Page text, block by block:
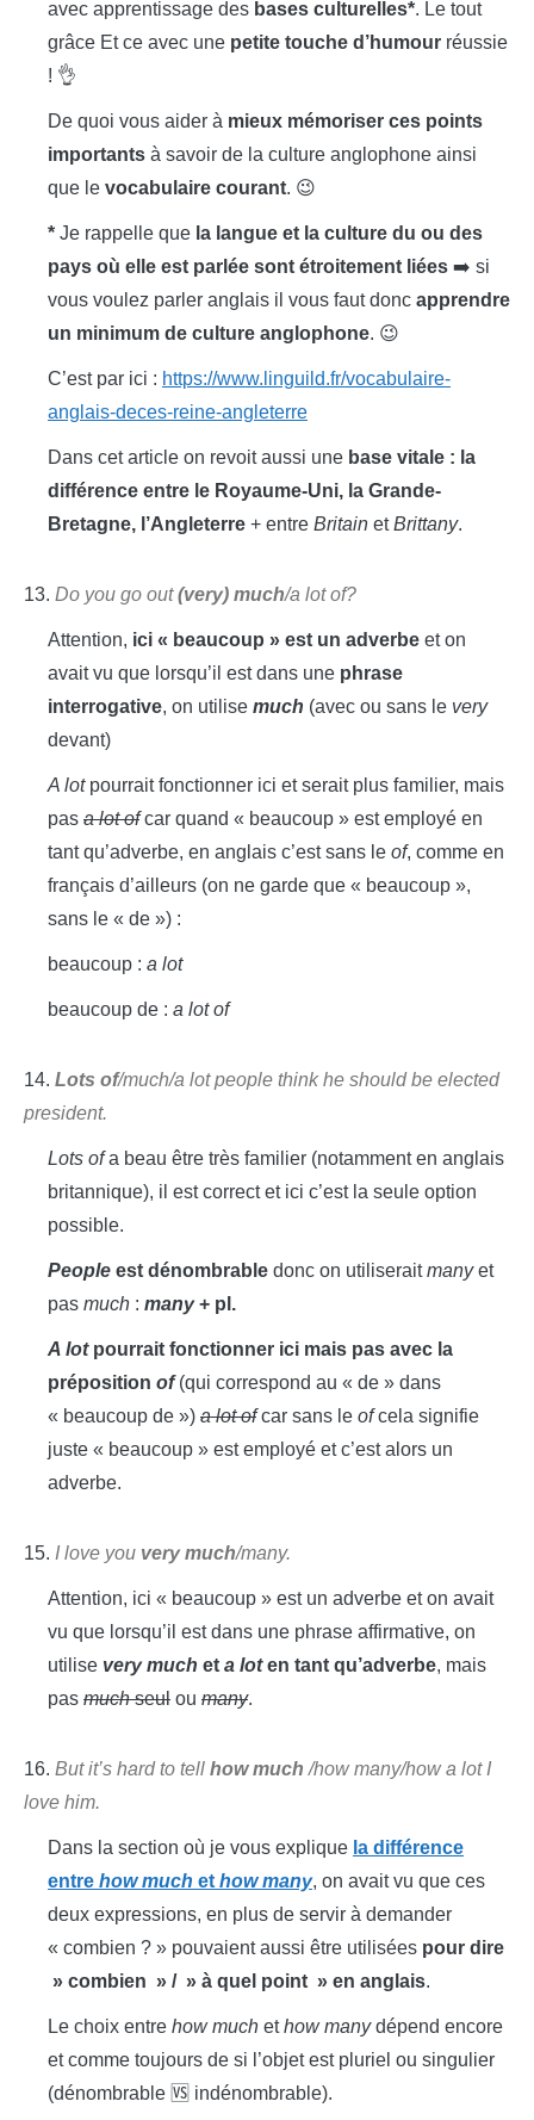
avec apprentissage des bases culturelles*. Le tout
grâce Et ce avec une petite touche d’humour réussie
! 👌
De quoi vous aider à mieux mémoriser ces points
importants à savoir de la culture anglophone ainsi
que le vocabulaire courant. 😉
* Je rappelle que la langue et la culture du ou des
pays où elle est parlée sont étroitement liées ➡️ si
vous voulez parler anglais il vous faut donc apprendre
un minimum de culture anglophone. 😉
C’est par ici : https://www.linguild.fr/vocabulaire-
anglais-deces-reine-angleterre
Dans cet article on revoit aussi une base vitale : la
différence entre le Royaume-Uni, la Grande-
Bretagne, l’Angleterre + entre Britain etBrittany.
13. Do you go out(very) much/a lot of?
Attention, ici « beaucoup » est un adverbe et on
avait vu que lorsqu’il est dans une phrase
interrogative, on utilise much (avec ou sans le very
devant)
A lot pourrait fonctionner ici et serait plus familier, mais
pas a lot of car quand « beaucoup » est employé en
tant qu’adverbe, en anglais c’est sans le of, comme en
français d’ailleurs (on ne garde que « beaucoup »,
sans le « de ») :
beaucoup : a lot
beaucoup de : a lot of
14. Lots of/much/a lot people think he should be elected
president.
Lots ofa beau être très familier (notamment en anglais
britannique), il est correct et ici c’est la seule option
possible.
People est dénombrable donc on utiliseraitmanyet
pas much : many+ pl.
A lot pourrait fonctionner ici mais pas avec la
préposition of(qui correspond au « de » dans
« beaucoup de ») a lot of car sans le ofcela signifie
juste « beaucoup » est employé et c’est alors un
adverbe.
15. I love you very much/many.
Attention, ici « beaucoup » est un adverbe et on avait
vu que lorsqu’il est dans une phrase affirmative, on
utilise very much et a loten tant qu’adverbe, mais
pas muchseul ou many.
16. But it’s hard to tell how much /how many/how a lot I
love him.
Dans la section où je vous explique la différence
entre how much et how many, on avait vu que ces
deux expressions, en plus de servir à demander
« combien ? » pouvaient aussi être utilisées pour dire
» combien » / » à quel point » en anglais.
Le choix entre how much ethow manydépend encore
et comme toujours de si l’objet est pluriel ou singulier
(dénombrable 🆚 indénombrable).